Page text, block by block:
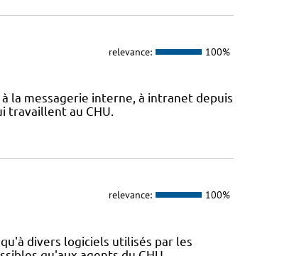
relevance: 100%
la messagerie interne, à intranet depuis
travaillent au CHU.
relevance: 100%
divers logiciels utilisés par les